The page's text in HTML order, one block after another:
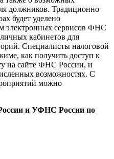
должников. Традиционно
будет уделено
электронных сервисов ФНС
кабинетов для
Специалисты налоговой
как получить доступ к
на сайте ФНС России, и
возможностях. С
можно
и УФНС России по